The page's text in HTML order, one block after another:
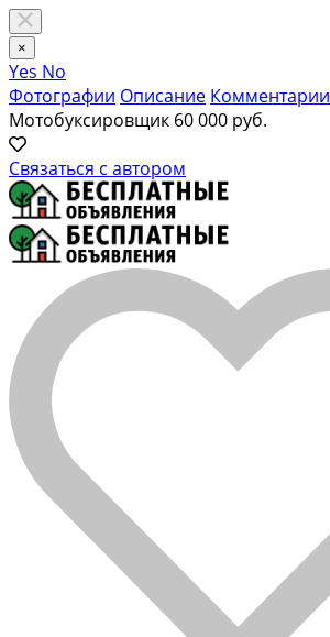
×
Yes No
Фотографии Описание Комментарии
Мотобуксировщик 60 000 руб.
Связаться с автором